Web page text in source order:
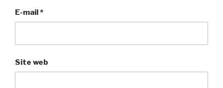
E-mail*
Site web